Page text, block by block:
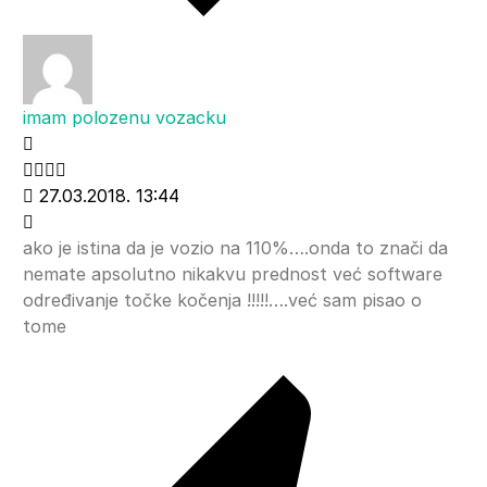
imam polozenu vozacku
27.03.2018. 13:44
ako je istina da je vozio na 110%….onda to znači da
nemate apsolutno nikakvu prednost već software
određivanje točke kočenja !!!!!….već sam pisao o
tome